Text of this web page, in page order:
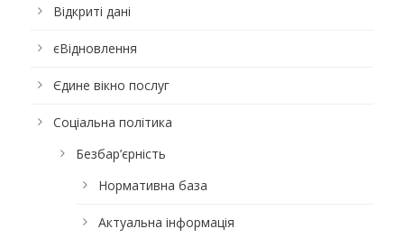
Відкриті дані
єВідновлення
Єдине вікно послуг
Соціальна політика
Безбар’єрність
Нормативна база
Актуальна інформація